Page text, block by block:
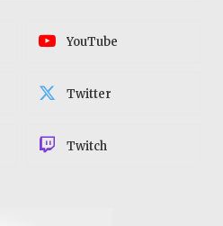
YouTube
Twitter
Twitch